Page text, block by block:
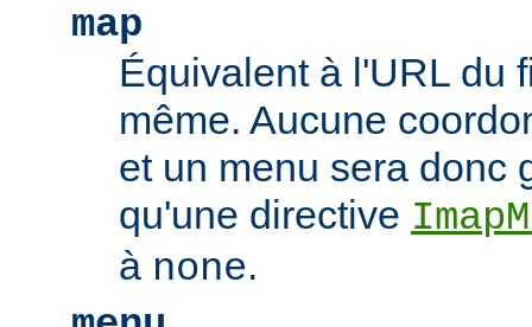
map
Équivalent à l'URL du
même. Aucune
et un menu sera donc
qu'une directive
à none.